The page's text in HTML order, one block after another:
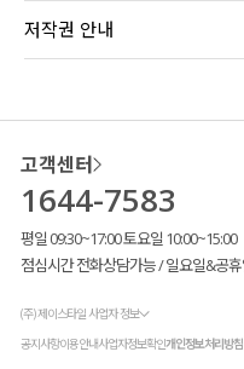
저작권 안내
고객센터
1644-7583
평일 09:30~17:00 토요일 10:00~15:00
점심시간 전화상담가능 / 일요일&공
(주) 제이스타일 사업자 정보
공지사항이용안내사업자정보확인개인정보처리방침